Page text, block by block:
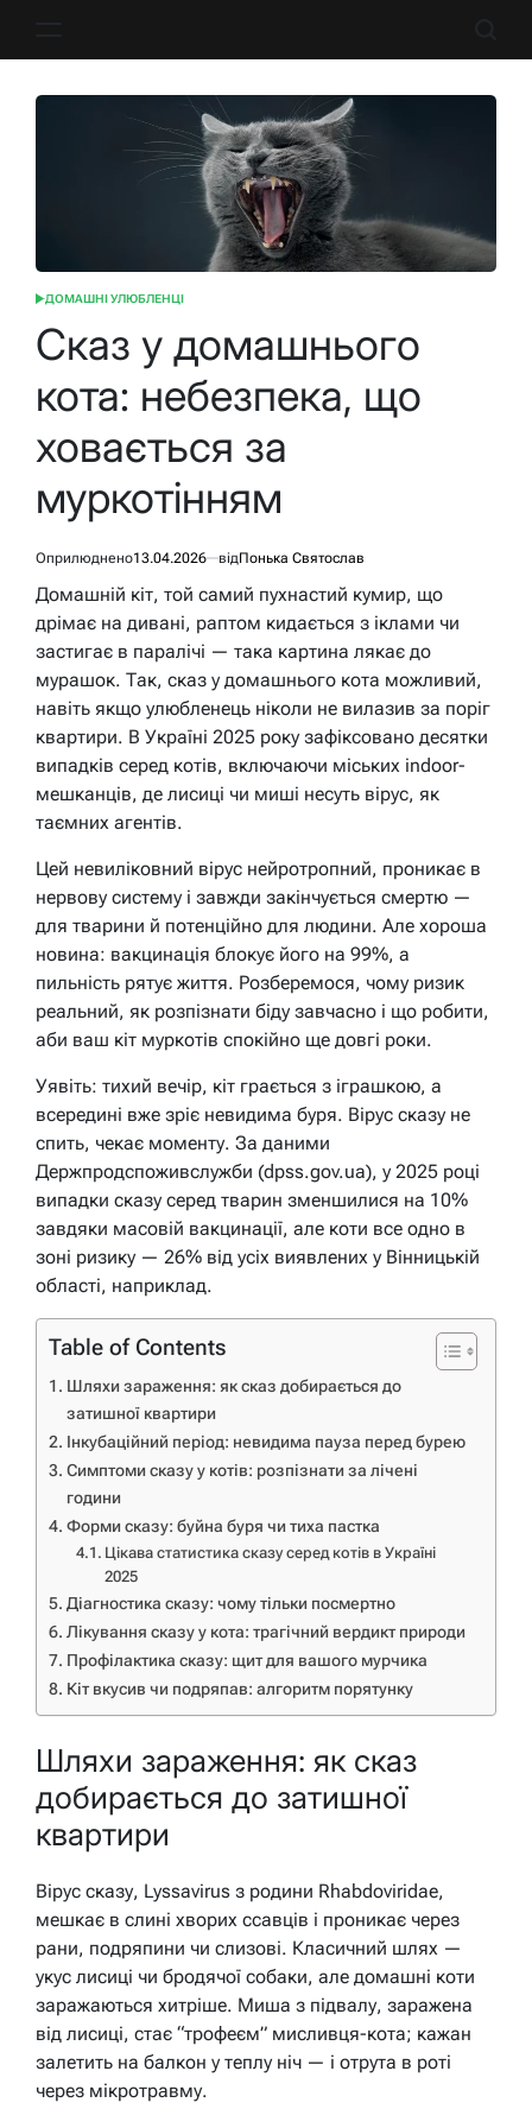
ОПУБЛІКУВАТИ
ДОМАШНІ УЛЮБЛЕНЦІ
Сказ у домашнього
кота: небезпека, що
ховається за
муркотінням
Оприлюднено13.04.2026 відПонька Святослав
Домашній кіт, той самий пухнастий кумир, що
дрімає на дивані, раптом кидається з іклами чи
застигає в паралічі — така картина лякає до
мурашок. Так, сказ у домашнього кота можливий,
навіть якщо улюбленець ніколи не вилазив за поріг
квартири. В Україні 2025 року зафіксовано десятки
випадків серед котів, включаючи міських indoor-
мешканців, де лисиці чи миші несуть вірус, як
таємних агентів.
Цей невиліковний вірус нейротропний, проникає в
нервову систему і завжди закінчується смертю —
для тварини й потенційно для людини. Але хороша
новина: вакцинація блокує його на 99%, а
пильність рятує життя. Розберемося, чому ризик
реальний, як розпізнати біду завчасно і що робити,
аби ваш кіт муркотів спокійно ще довгі роки.
Уявіть: тихий вечір, кіт грається з іграшкою, а
всередині вже зріє невидима буря. Вірус сказу не
спить, чекає моменту. За даними
Держпродспоживслужби (dpss.gov.ua), у 2025 році
випадки сказу серед тварин зменшилися на 10%
завдяки масовій вакцинації, але коти все одно в
зоні ризику — 26% від усіх виявлених у Вінницькій
області, наприклад.
Table of Contents
Шляхи зараження: як сказ добирається до
затишної квартири
Інкубаційний період: невидима пауза перед бурею
Симптоми сказу у котів: розпізнати за лічені
години
Форми сказу: буйна буря чи тиха пастка
Цікава статистика сказу серед котів в Україні
2025
Діагностика сказу: чому тільки посмертно
Лікування сказу у кота: трагічний вердикт природи
Профілактика сказу: щит для вашого мурчика
Кіт вкусив чи подряпав: алгоритм порятунку
Шляхи зараження: як сказ
добирається до затишної
квартири
Вірус сказу, Lyssavirus з родини Rhabdoviridae,
мешкає в слині хворих ссавців і проникає через
рани, подряпини чи слизові. Класичний шлях —
укус лисиці чи бродячої собаки, але домашні коти
заражаються хитріше. Миша з підвалу, заражена
від лисиці, стає “трофеєм” мисливця-кота; кажан
залетить на балкон у теплу ніч — і отрута в роті
через мікротравму.